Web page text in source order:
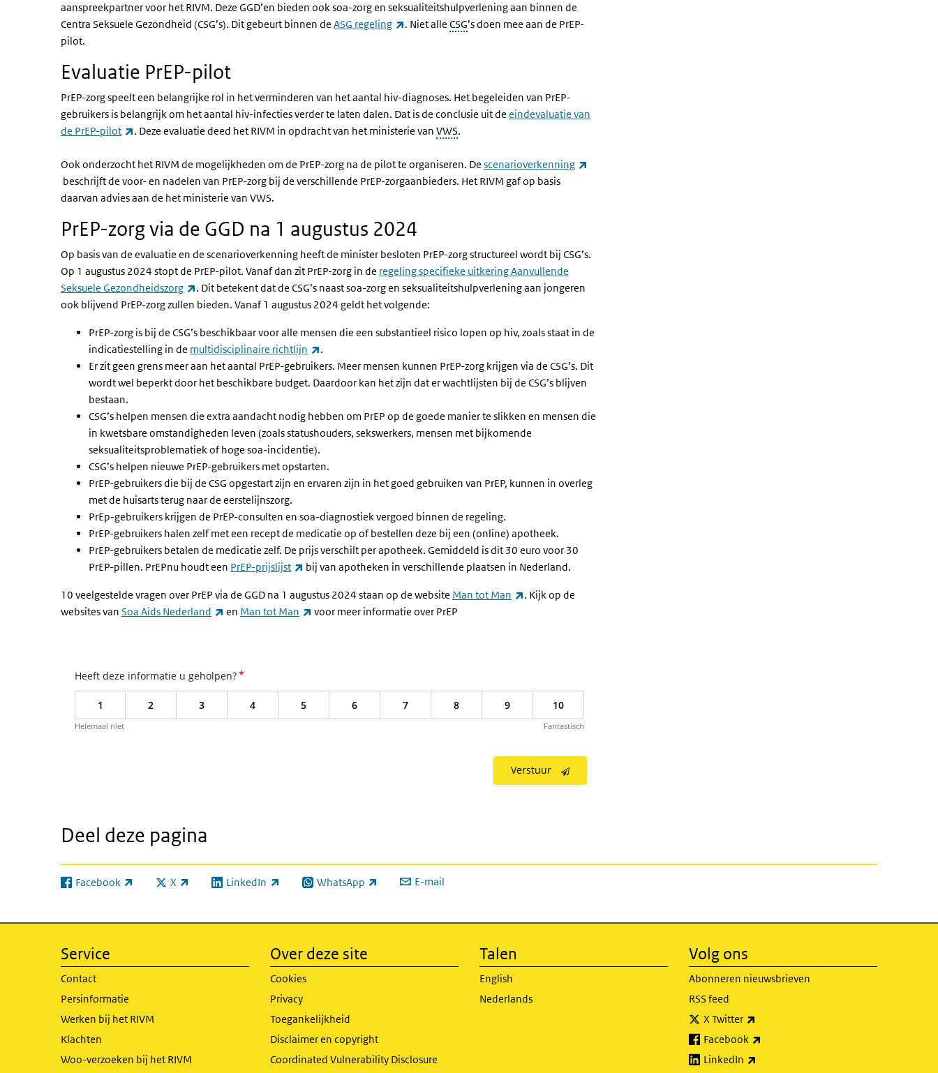
aanspreekpartner voor het RIVM. Deze GGD’en bieden ook soa-zorg en seksualiteitshulpverlening aan binnen de
Centra Seksuele Gezondheid (CSG’s). Dit gebeurt binnen de ASG regeling (externe link)
. Niet alleCSG’s doen mee aan de PrEP-
pilot.
Evaluatie PrEP-pilot
PrEP-zorg speelt een belangrijke rol in het verminderen van het aantal hiv-diagnoses. Het begeleiden van PrEP-
gebruikers is belangrijk om het aantal hiv-infecties verder te laten dalen. Dat is de conclusie uit de eindevaluatie van
de PrEP-pilot
(externe link)
. Deze evaluatie deed het RIVM in opdracht van het ministerie vanVWS.
Ook onderzocht het RIVM de mogelijkheden om de PrEP-zorg na de pilot te organiseren. De scenarioverkenning
(externe link)
beschrijft de voor- en nadelen van PrEP-zorg bij de verschillende PrEP-zorgaanbieders. Het RIVM gaf op basis
daarvan advies aan de het ministerie van VWS.
PrEP-zorg via de GGD na 1 augustus 2024
Op basis van de evaluatie en de scenarioverkenning heeft de minister besloten PrEP-zorg structureel wordt bij CSG’s.
Op 1 augustus 2024 stopt de PrEP-pilot. Vanaf dan zit PrEP-zorg in de regeling specifieke uitkering Aanvullende
Seksuele Gezondheidszorg
(externe link)
. Dit betekent dat de CSG’s naast soa-zorg en seksualiteitshulpverlening aan jongeren
ook blijvend PrEP-zorg zullen bieden. Vanaf 1 augustus 2024 geldt het volgende:
PrEP-zorg is bij de CSG’s beschikbaar voor alle mensen die een substantieel risico lopen op hiv, zoals staat in de
indicatiestelling in de multidisciplinaire richtlijn (externe link)
.
Er zit geen grens meer aan het aantal PrEP-gebruikers. Meer mensen kunnen PrEP-zorg krijgen via de CSG’s. Dit
wordt wel beperkt door het beschikbare budget. Daardoor kan het zijn dat er wachtlijsten bij de CSG’s blijven
bestaan.
CSG’s helpen mensen die extra aandacht nodig hebben om PrEP op de goede manier te slikken en mensen die
in kwetsbare omstandigheden leven (zoals statushouders, sekswerkers, mensen met bijkomende
seksualiteitsproblematiek of hoge soa-incidentie).
CSG’s helpen nieuwe PrEP-gebruikers met opstarten.
PrEP-gebruikers die bij de CSG opgestart zijn en ervaren zijn in het goed gebruiken van PrEP, kunnen in overleg
met de huisarts terug naar de eerstelijnszorg.
PrEp-gebruikers krijgen de PrEP-consulten en soa-diagnostiek vergoed binnen de regeling.
PrEP-gebruikers halen zelf met een recept de medicatie op of bestellen deze bij een (online) apotheek.
PrEP-gebruikers betalen de medicatie zelf. De prijs verschilt per apotheek. Gemiddeld is dit 30 euro voor 30
PrEP-pillen. PrEPnu houdt een PrEP-prijslijst (externe link)
bij van apotheken in verschillende plaatsen in Nederland.
10 veelgestelde vragen over PrEP via de GGD na 1 augustus 2024 staan op de website Man tot Man (externe link)
. Kijk op de
websites van Soa Aids Nederland (externe link)
en Man tot Man (externe link)
voor meer informatie over PrEP
Heeft deze informatie u geholpen?*
1 2 3 4 5 6 7 8 9 10
Helemaal niet Fantastisch
Verstuur
Deel deze pagina
Facebook
(externe link) X
(externe link) LinkedIn
(externe link) WhatsApp
(externe link) E-mail
Service
Contact
Persinformatie
Werken bij het RIVM
Klachten
Woo-verzoeken bij het RIVM
Over deze site
Cookies
Privacy
Toegankelijkheid
Disclaimer en copyright
Coordinated Vulnerability Disclosure
Talen
English
Nederlands
Volg ons
Abonneren nieuwsbrieven
RSS feed
X Twitter
Facebook
LinkedIn